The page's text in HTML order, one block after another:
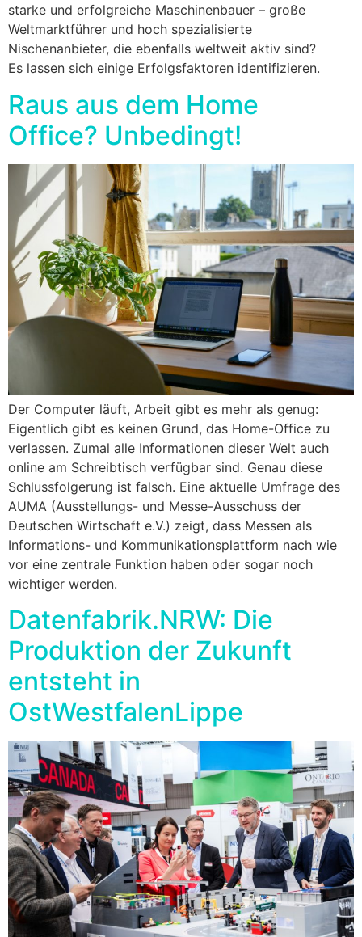
starke und erfolgreiche Maschinenbauer – große
Weltmarktführer und hoch spezialisierte
Nischenanbieter, die ebenfalls weltweit aktiv sind?
Es lassen sich einige Erfolgsfaktoren identifizieren.
Raus aus dem Home
Office? Unbedingt!
Der Computer läuft, Arbeit gibt es mehr als genug:
Eigentlich gibt es keinen Grund, das Home-Office zu
verlassen. Zumal alle Informationen dieser Welt auch
online am Schreibtisch verfügbar sind. Genau diese
Schlussfolgerung ist falsch. Eine aktuelle Umfrage des
AUMA (Ausstellungs- und Messe-Ausschuss der
Deutschen Wirtschaft e.V.) zeigt, dass Messen als
Informations- und Kommunikationsplattform nach wie
vor eine zentrale Funktion haben oder sogar noch
wichtiger werden.
Datenfabrik.NRW: Die
Produktion der Zukunft
entsteht in
OstWestfalenLippe